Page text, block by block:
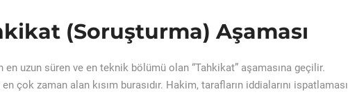
(Soruşturma) Aşaması
en uzun süren ve en teknik bölümü olan “Tahkikat” aşamasına geçilir.
çok zaman alan kısım burasıdır. Hakim, tarafların iddialarını ispatlaması